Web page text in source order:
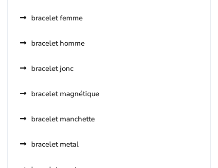
bracelet femme
bracelet homme
bracelet jonc
bracelet magnétique
bracelet manchette
bracelet metal